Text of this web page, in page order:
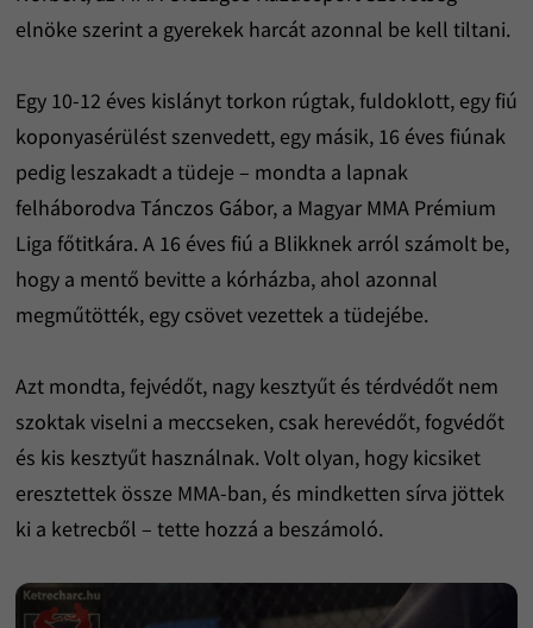
elnöke szerint a gyerekek harcát azonnal be kell tiltani.
Egy 10-12 éves kislányt torkon rúgtak, fuldoklott, egy fiú
koponyasérülést szenvedett, egy másik, 16 éves fiúnak
pedig leszakadt a tüdeje – mondta a lapnak
felháborodva Tánczos Gábor, a Magyar MMA Prémium
Liga főtitkára. A 16 éves fiú a Blikknek arról számolt be,
hogy a mentő bevitte a kórházba, ahol azonnal
megműtötték, egy csövet vezettek a tüdejébe.
Azt mondta, fejvédőt, nagy kesztyűt és térdvédőt nem
szoktak viselni a meccseken, csak herevédőt, fogvédőt
és kis kesztyűt használnak. Volt olyan, hogy kicsiket
eresztettek össze MMA-ban, és mindketten sírva jöttek
ki a ketrecből – tette hozzá a beszámoló.